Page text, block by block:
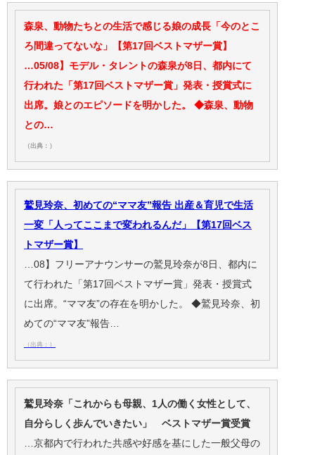
森泉、動物たちとの生活で感じる娘の成長「今のとこ
ろ間違ってないな」【第17回ベストマザー賞】
…05/08】モデル・タレントの森泉が8日、都内にて
行われた「第17回ベストマザー賞」発表・授賞式に
出席。娘とのエピソードを明かした。 ◆森泉、動物
との…
（出典：）
鷲見玲奈、初めての“ママ友”報告 出産＆育児で生活
一変「人ってここまで変われるんだ」【第17回ベス
トマザー賞】
…08】フリーアナウンサーの鷲見玲奈が8日、都内に
て行われた「第17回ベストマザー賞」発表・授賞式
に出席。“ママ友”の存在を明かした。 ◆鷲見玲奈、初
めての“ママ友”報告…
（出典：）
鷲見玲奈「これからも母親、1人の働く女性として、
自分らしく歩んでいきたい」 ベストマザー賞受賞
…京都内で行われた共感や好感を基にした一般父母の